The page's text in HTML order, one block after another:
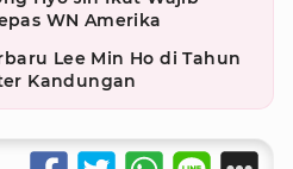
WN Amerika
Lee Min Ho di Tahun
Kandungan